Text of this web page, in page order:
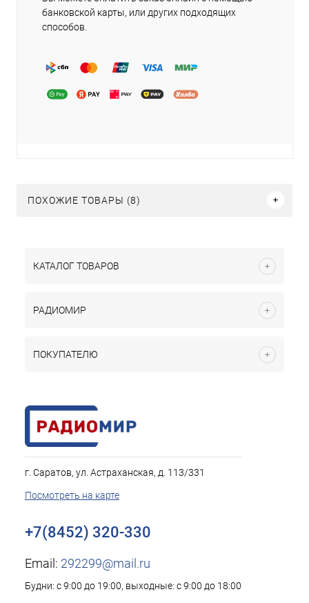
банковской карты, или других подходящих
способов.
ПОХОЖИЕ ТОВАРЫ (8)
КАТАЛОГ ТОВАРОВ
РАДИОМИР
ПОКУПАТЕЛЮ
г. Саратов, ул. Астраханская, д. 113/331
Посмотреть на карте
+7(8452) 320-330
Email: 292299@mail.ru
Будни: с 9:00 до 19:00, выходные: с 9:00 до 18:00